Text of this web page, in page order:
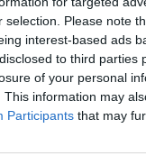
selection. Please note
interest-based ads
to third parties
of your personal
This information may
Participants that may
τον